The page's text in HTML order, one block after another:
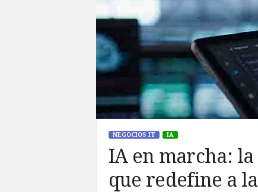
NEGOCIOS IT IA
IA en marcha:
que redefine a